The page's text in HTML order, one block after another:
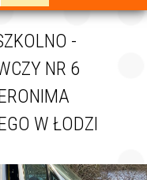
-
NR 6
W ŁODZI